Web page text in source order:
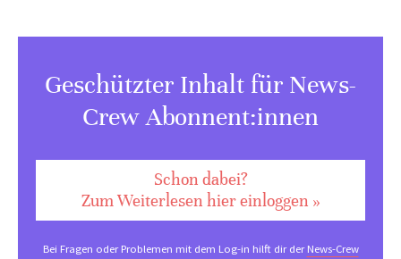
Geschützter Inhalt für News-
Crew Abonnent:innen
Schon dabei?
Zum Weiterlesen hier einloggen »
Bei Fragen oder Problemen mit dem Log-in hilft dir derNews-Crew